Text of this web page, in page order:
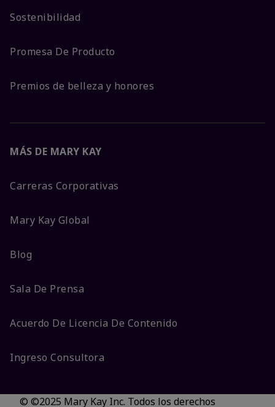
Sostenibilidad
Promesa De Producto
Premios de belleza y honores
MÁS DE MARY KAY
Carreras Corporativas
Mary Kay Global
Blog
Sala De Prensa
Acuerdo De Licencia De Contenido
Ingreso Consultora
© ©2025 Mary Kay Inc. Todos los derechos